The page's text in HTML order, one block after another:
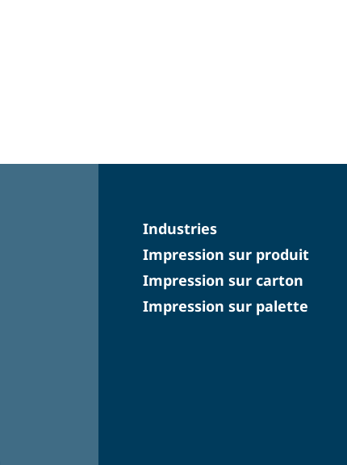
Industries
Impression sur produit
Impression sur carton
Impression sur palette